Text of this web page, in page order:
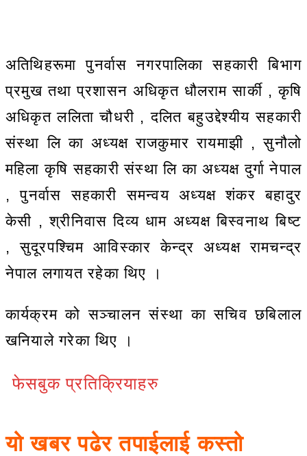
अतिथिहरूमा पुनर्वास नगरपालिका सहकारी बिभाग
प्रमुख तथा प्रशासन अधिकृत धौलराम सार्की , कृषि
अधिकृत ललिता चौधरी , दलित बहुउद्देश्यीय सहकारी
संस्था लि का अध्यक्ष राजकुमार रायमाझी , सुनौलो
महिला कृषि सहकारी संस्था लि का अध्यक्ष दुर्गा नेपाल
, पुनर्वास सहकारी समन्वय अध्यक्ष शंकर बहादुर
केसी , श्रीनिवास दिव्य धाम अध्यक्ष बिस्वनाथ बिष्ट
, सुदूरपश्चिम आविस्कार केन्द्र अध्यक्ष रामचन्द्र
नेपाल लगायत रहेका थिए ।
कार्यक्रम को सञ्चालन संस्था का सचिव छबिलाल
खनियाले गरेका थिए ।
फेसबुक प्रतिक्रियाहरु
यो खबर पढेर तपाईलाई कस्तो